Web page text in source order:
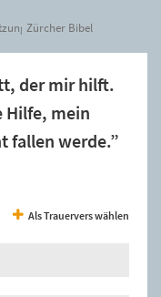
Zürcher Bibel
der mir hilft.
Hilfe, mein
fallen werde.”
Als Trauervers wählen